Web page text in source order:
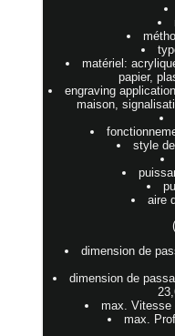
matériel:
papier,
engraving
maison,
style
aire
dimension de
dimension de
max. Vitesse
max.